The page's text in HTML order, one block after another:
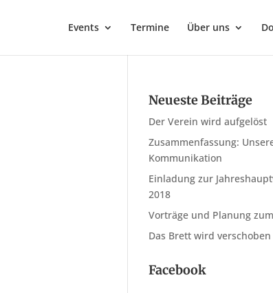
Events Termine Über uns
Neueste Beiträge
Der Verein wird aufgelöst
Zusammenfassung:
Kommunikation
Einladung zur
2018
Vorträge und Planung zum
Das Brett wird verschoben
Facebook